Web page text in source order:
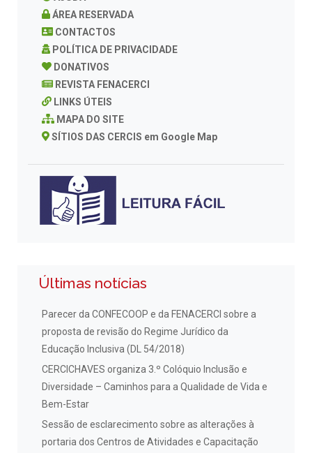
ÁREA RESERVADA
CONTACTOS
POLÍTICA DE PRIVACIDADE
DONATIVOS
REVISTA FENACERCI
LINKS ÚTEIS
MAPA DO SITE
SÍTIOS DAS CERCIS em Google Map
Últimas notícias
Parecer da CONFECOOP e da FENACERCI sobre a
proposta de revisão do Regime Jurídico da
Educação Inclusiva (DL 54/2018)
CERCICHAVES organiza 3.º Colóquio Inclusão e
Diversidade – Caminhos para a Qualidade de Vida e
Bem-Estar
Sessão de esclarecimento sobre as alterações à
portaria dos Centros de Atividades e Capacitação